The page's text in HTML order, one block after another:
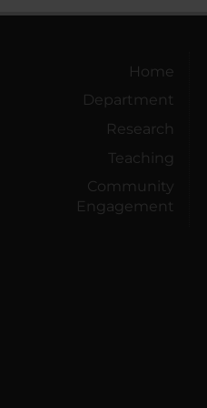
Home
Department
Research
Teaching
Community
Engagement